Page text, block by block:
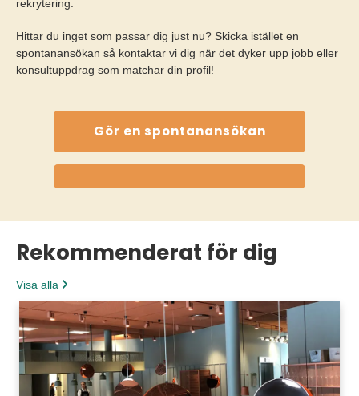
rekrytering.
Hittar du inget som passar dig just nu? Skicka istället en
spontanansökan så kontaktar vi dig när det dyker upp jobb eller
konsultuppdrag som matchar din profil!
Gör en spontanansökan
Rekommenderat för dig
Visa alla